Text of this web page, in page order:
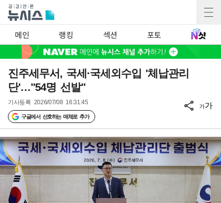
메인 랭킹 섹션 포토
진주세무서, 국세·국세외수입 '체납관리
단'…"54명 선발"
기사등록 2026/07/08 16:31:45
구글에서 선호하는 매체로 추가
가가